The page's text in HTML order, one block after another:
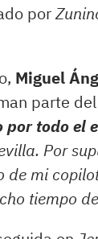
por
Miguel
parte
todo el
Por
de mi
tiempo